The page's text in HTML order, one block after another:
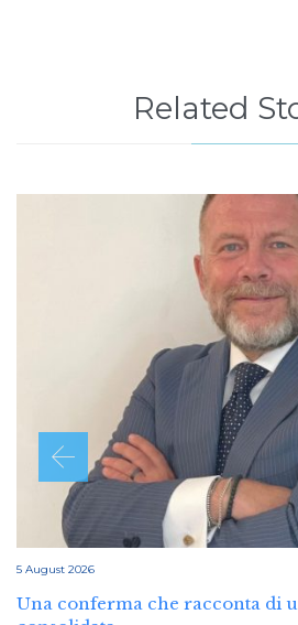
Related
5 August 2026
Una conferma che racconta di